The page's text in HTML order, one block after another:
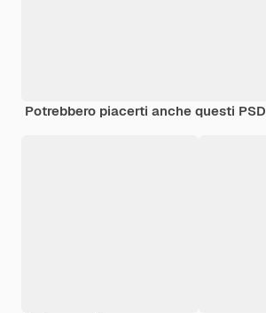
Potrebbero piacerti anche questi PSD